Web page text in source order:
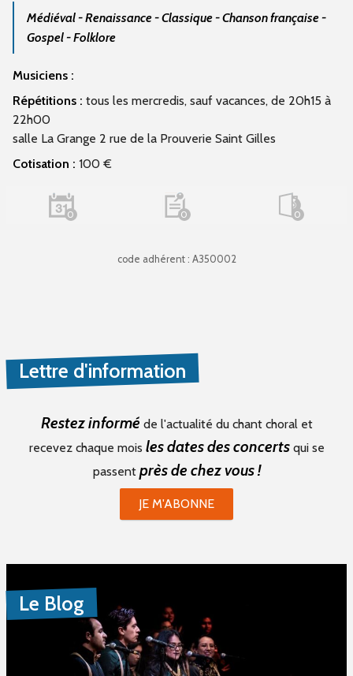
Médiéval - Renaissance - Classique - Chanson française -
Gospel - Folklore
Musiciens :
Répétitions : tous les mercredis, sauf vacances, de 20h15 à
22h00
salle La Grange 2 rue de la Prouverie Saint Gilles
Cotisation : 100 €
0 0 0
code adhérent : A350002
Lettre d'information
Restez informé de l'actualité du chant choral et
recevez chaque mois les dates des concertsqui se
passent près de chez vous !
JE M'ABONNE
Le Blog